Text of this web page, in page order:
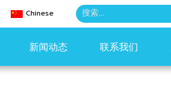
Chinese
新闻动态 联系我们